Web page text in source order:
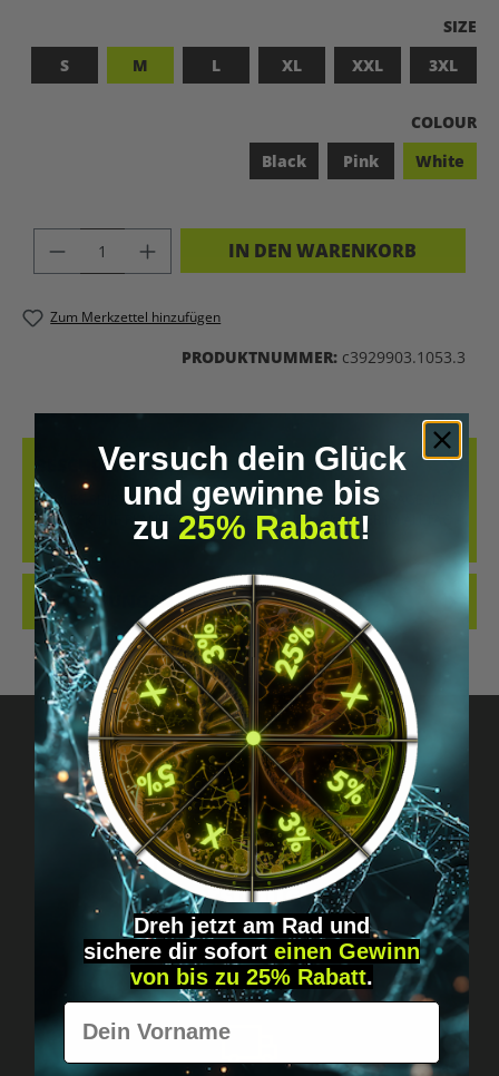
SIZE
S
M L XL XXL 3XL
COLOUR
Black
Pink White
PRODUKT ANZAHL: GIB DEN
IN DEN WARENKORB
Zum Merkzettel hinzufügen
PRODUKTNUMMER: c3929903.1053.3
BESCHREIBUNG
COOLES SHIRT IM RETRO-DESIGN UND DER KLAREN MESSAGE „LET’S
BIOHACK THE PLANET“.OB AUF MESSEN, IM GYM ODER IM ALLTAG –
DIESES…
BEWERTUNGEN
Fragen? Schreib uns!
Diskret, direkt &
persönlich.
Versuch dein Glück
und gewinne bis
zu 25% Rabatt!
Dreh jetzt am Rad und
sichere dir sofort einen Gewinn
von bis zu 25% Rabatt.
Vorname